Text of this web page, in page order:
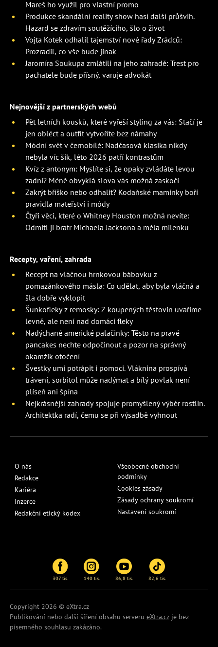
Mareš ho využil pro vlastní promo
Produkce skandální reality show hasí další průšvih.
Hazard se zdravím soutěžícího, šlo o život
Vojta Kotek odhalil tajemství nové řady Zrádců:
Prozradil, co vše bude jinak
Jaromíra Soukupa zmlátili na jeho zahradě: Trest pro
pachatele bude přísný, varuje advokát
Nejnovější z partnerských webů
Pět letních kousků, které vyřeší styling za vás: Stačí je
jen obléct a outfit vytvoříte bez námahy
Módní svět v černobílé: Nadčasová klasika nikdy
nebyla víc šik, léto 2026 patří kontrastům
Kvíz z antonym: Myslíte si, že opaky zvládáte levou
zadní? Méně obvyklá slova vás možná zaskočí
Zakrýt bříško nebo odhalit? Kodaňské maminky boří
pravidla mateřství i módy
Čtyři věci, které o Whitney Houston možná nevíte:
Odmítl ji bratr Michaela Jacksona a měla milenku
Recepty, vaření, zahrada
Recept na vláčnou hrnkovou bábovku z
pomazánkového másla: Co udělat, aby byla vláčná a
šla dobře vyklopit
Šunkofleky z remosky: Z koupených těstovin uvaříme
levně, ale není nad domácí fleky
Nadýchané americké palačinky: Těsto na pravé
pancakes nechte odpočinout a pozor na správný
okamžik otočení
Švestky umí potrápit i pomoci. Vláknina prospívá
trávení, sorbitol může nadýmat a bílý povlak není
plíseň ani špína
Nejkrásnější zahrady spojuje promyšlený výběr rostlin.
Architektka radí, čemu se při výsadbě vyhnout
O nás
Redakce
Kariéra
Inzerce
Redakční etický kodex
Všeobecné obchodní
podmínky
Cookies zásady
Zásady ochrany soukromí
Nastavení soukromí
307 tis. 140 tis. 86,8 tis. 82,6 tis.
Copyright 2026 © eXtra.cz
Publikování nebo další šíření obsahu serveru eXtra.cz je bez
písemného souhlasu zakázáno.